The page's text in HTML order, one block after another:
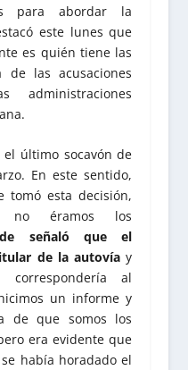
para abordar la
este lunes que
es quién tiene las
de las acusaciones
administraciones
el último socavón de
En este sentido,
tomó esta decisión,
no éramos los
señaló que el
de la autovíay
al
un informe y
de que somos los
era evidente que
había horadado el